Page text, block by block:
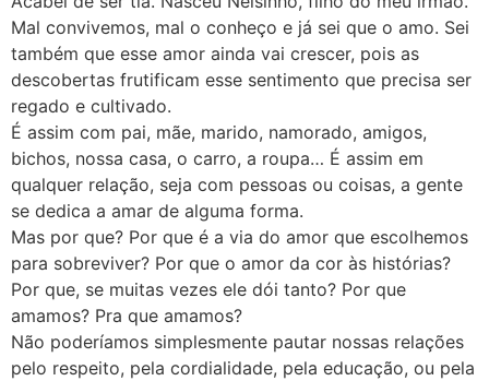
Mal convivemos, mal o conheço e já sei que o amo. Sei
também que esse amor ainda vai crescer, pois as
descobertas frutificam esse sentimento que precisa ser
regado e cultivado.
É assim com pai, mãe, marido, namorado, amigos,
bichos, nossa casa, o carro, a roupa… É assim em
qualquer relação, seja com pessoas ou coisas, a gente
se dedica a amar de alguma forma.
Mas por que? Por que é a via do amor que escolhemos
para sobreviver? Por que o amor da cor às histórias?
Por que, se muitas vezes ele dói tanto? Por que
amamos? Pra que amamos?
Não poderíamos simplesmente pautar nossas relações
pelo respeito, pela cordialidade, pela educação, ou pela